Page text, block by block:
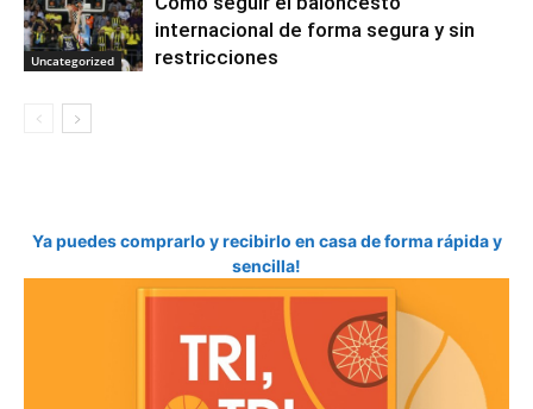
Uncategorized
internacional de forma segura y sin
restricciones
Ya puedes comprarlo y recibirlo en casa de forma rápida y
sencilla!